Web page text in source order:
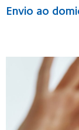
Envio ao